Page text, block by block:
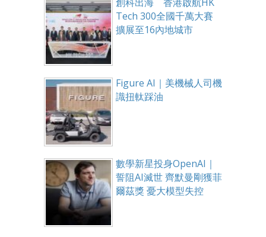
Tech 300全國千萬大賽
擴展至16內地城市
Figure AI｜美機械人司機
識扭軚踩油
數學新星投身OpenAI｜
誓阻AI滅世 齊默曼剛獲菲
爾茲獎 憂大模型失控